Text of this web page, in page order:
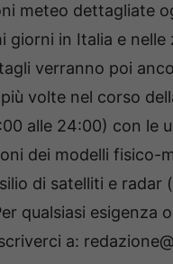
meteo dettagliate
giorni in Italia e nelle
verranno poi
volte nel corso
alle 24:00) con le
dei modelli fisico-
di satelliti e radar
qualsiasi esigenza
a: